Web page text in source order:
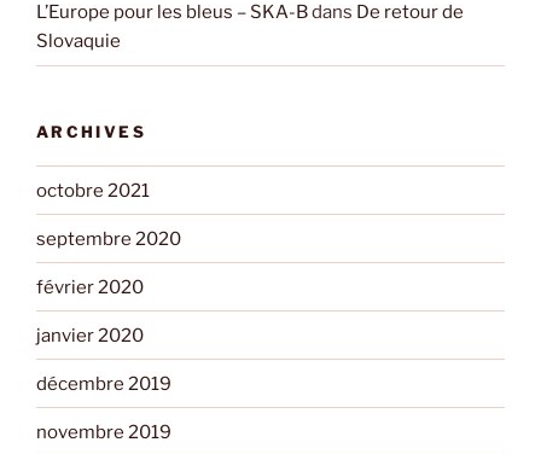
L’Europe pour les bleus – SKA-Bdans De retour de
Slovaquie
ARCHIVES
octobre 2021
septembre 2020
février 2020
janvier 2020
décembre 2019
novembre 2019